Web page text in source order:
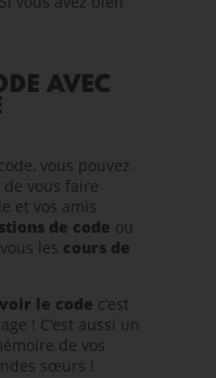
AVEC
vous pouvez
vous faire
et vos amis
de code ou
les cours de
le code c’est
! C’est aussi un
de vos
sœurs !